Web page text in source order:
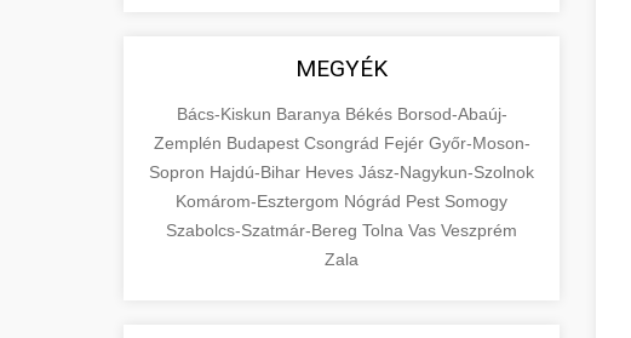
MEGYÉK
Bács-Kiskun Baranya Békés Borsod-Abaúj-
Zemplén Budapest Csongrád Fejér Győr-Moson-
Sopron Hajdú-Bihar Heves Jász-Nagykun-Szolnok
Komárom-Esztergom Nógrád Pest Somogy
Szabolcs-Szatmár-Bereg Tolna Vas Veszprém
Zala